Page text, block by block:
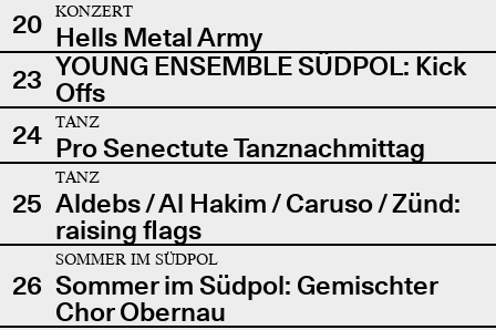
20
KONZERT
Hells Metal Army
23 YOUNG ENSEMBLE SÜDPOL: Kick
Offs
24
TANZ
Pro Senectute Tanznachmittag
25
TANZ
Aldebs / Al Hakim / Caruso / Zünd:
raising flags
26
SOMMER IM SÜDPOL
Sommer im Südpol: Gemischter
Chor Obernau